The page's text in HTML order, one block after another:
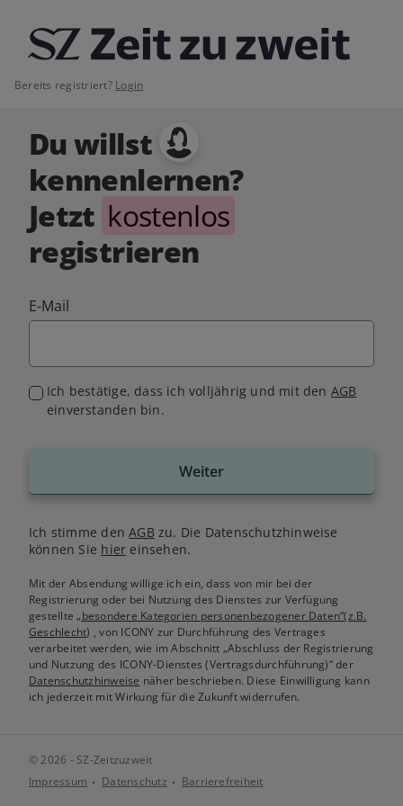
Bereits registriert? Login
Du willst
kennenlernen?
Jetzt kostenlos
registrieren
E-Mail
Ich bestätige, dass ich volljährig und mit den AGB
einverstanden bin.
Weiter
Ich stimme denAGB zu. Die Datenschutzhinweise
können Sie hier einsehen.
Mit der Absendung willige ich ein, dass von mir bei der
Registrierung oder bei Nutzung des Dienstes zur Verfügung
gestellte„besondere Kategorien personenbezogener Daten“(z.B.
Geschlecht) , von ICONY zur Durchführung des Vertrages
verarbeitet werden, wie im Abschnitt „Abschluss der Registrierung
und Nutzung des ICONY-Dienstes (Vertragsdurchführung)“ der
Datenschutzhinweise näher beschrieben. Diese Einwilligung kann
ich jederzeit mit Wirkung für die Zukunft widerrufen.
© 2026 - SZ-Zeitzuzweit
Impressum
Datenschutz Barrierefreiheit